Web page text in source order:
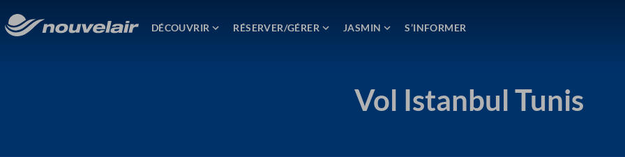
DÉCOUVRIR RÉSERVER/GÉRER JASMIN S’INFORMER
Vol Istanbul Tunis